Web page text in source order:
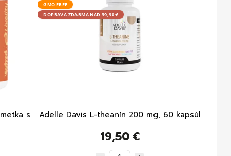
s
GMO FREE
DOPRAVA ZDARMA NAD 39,90 €
Adelle Davis L-theanín 200 mg, 60 kapsúl
19,50 €